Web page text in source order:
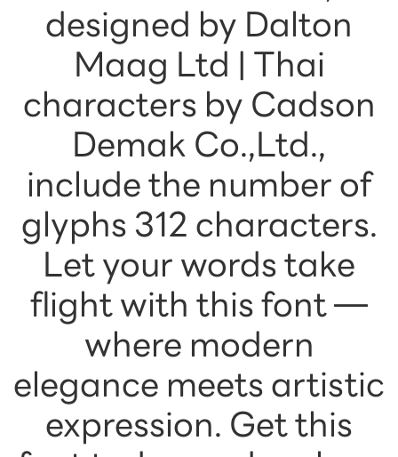
designed by Dalton
Maag Ltd | Thai
characters by Cadson
Demak Co.,Ltd.,
include the number of
glyphs 312 characters.
Let your words take
flight with this font —
where modern
elegance meets artistic
expression. Get this